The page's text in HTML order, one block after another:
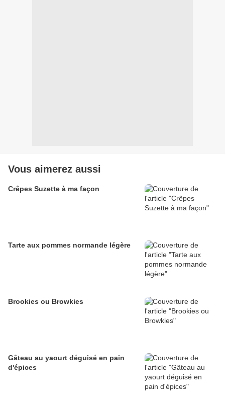
Vous aimerez aussi
Crêpes Suzette à ma façon
Tarte aux pommes normande légère
Brookies ou Browkies
Gâteau au yaourt déguisé en pain
d'épices